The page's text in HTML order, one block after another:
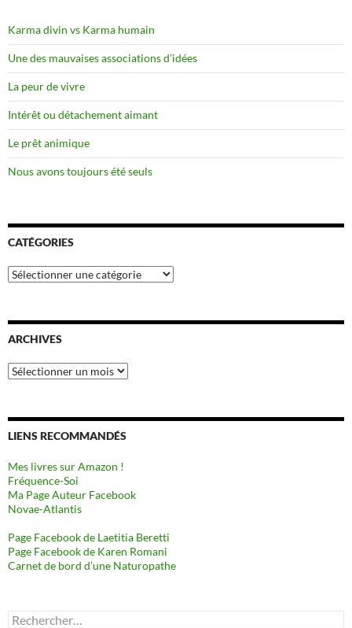
Karma divin vs Karma humain
Une des mauvaises associations d’idées
La peur de vivre
Intérêt ou détachement aimant
Le prêt animique
Nous avons toujours été seuls
CATÉGORIES
Catégories
ARCHIVES
Archives
LIENS RECOMMANDÉS
Mes livres sur Amazon !
Fréquence-Soi
Ma Page Auteur Facebook
Novae-Atlantis
Page Facebook de Laetitia Beretti
Page Facebook de Karen Romani
Carnet de bord d’une Naturopathe
Rechercher :